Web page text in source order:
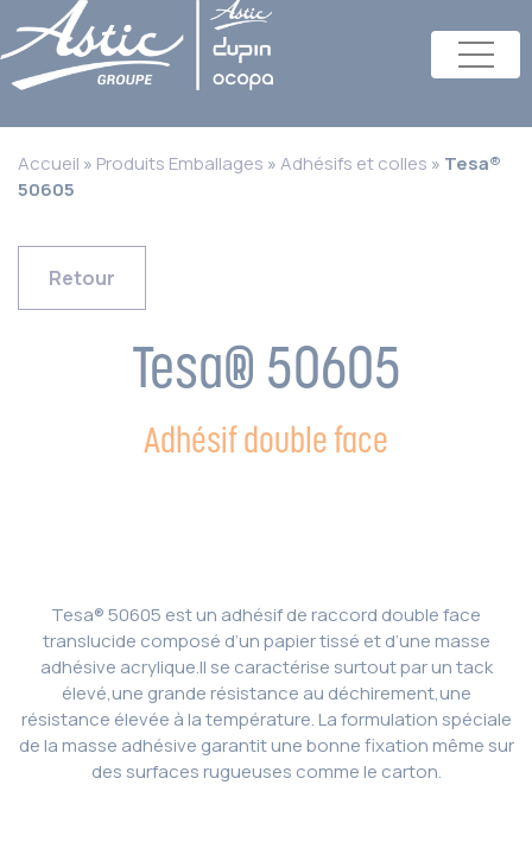
Accueil » Produits Emballages »Adhésifs et colles » Tesa®
50605
Retour
Tesa® 50605
Adhésif double face
Tesa® 50605 est un adhésif de raccord double face
translucide composé d’un papier tissé et d’une masse
adhésive acrylique.Il se caractérise surtout par un tack
élevé,une grande résistance au déchirement,une
résistance élevée à la température. La formulation spéciale
de la masse adhésive garantit une bonne fixation même sur
des surfaces rugueuses comme le carton.